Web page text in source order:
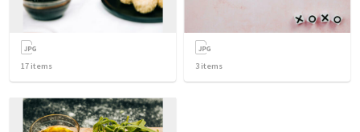
17 items 3 items